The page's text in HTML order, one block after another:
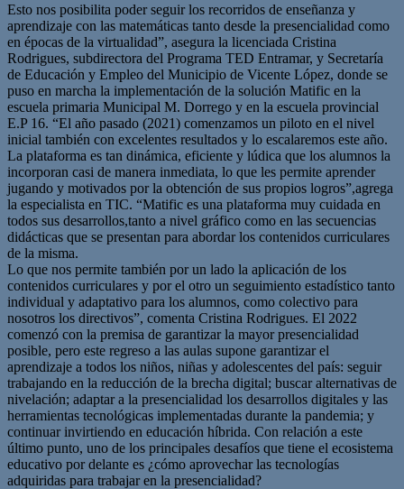
Esto nos posibilita poder seguir los recorridos de enseñanza y
aprendizaje con las matemáticas tanto desde la presencialidad como
en épocas de la virtualidad”, asegura la licenciada Cristina
Rodrigues, subdirectora del Programa TED Entramar, y Secretaría
de Educación y Empleo del Municipio de Vicente López, donde se
puso en marcha la implementación de la solución Matific en la
escuela primaria Municipal M. Dorrego y en la escuela provincial
E.P 16. “El año pasado (2021) comenzamos un piloto en el nivel
inicial también con excelentes resultados y lo escalaremos este año.
La plataforma es tan dinámica, eficiente y lúdica que los alumnos la
incorporan casi de manera inmediata, lo que les permite aprender
jugando y motivados por la obtención de sus propios logros”,agrega
la especialista en TIC. “Matific es una plataforma muy cuidada en
todos sus desarrollos,tanto a nivel gráfico como en las secuencias
didácticas que se presentan para abordar los contenidos curriculares
de la misma.
Lo que nos permite también por un lado la aplicación de los
contenidos curriculares y por el otro un seguimiento estadístico tanto
individual y adaptativo para los alumnos, como colectivo para
nosotros los directivos”, comenta Cristina Rodrigues. El 2022
comenzó con la premisa de garantizar la mayor presencialidad
posible, pero este regreso a las aulas supone garantizar el
aprendizaje a todos los niños, niñas y adolescentes del país: seguir
trabajando en la reducción de la brecha digital; buscar alternativas de
nivelación; adaptar a la presencialidad los desarrollos digitales y las
herramientas tecnológicas implementadas durante la pandemia; y
continuar invirtiendo en educación híbrida. Con relación a este
último punto, uno de los principales desafíos que tiene el ecosistema
educativo por delante es ¿cómo aprovechar las tecnologías
adquiridas para trabajar en la presencialidad?